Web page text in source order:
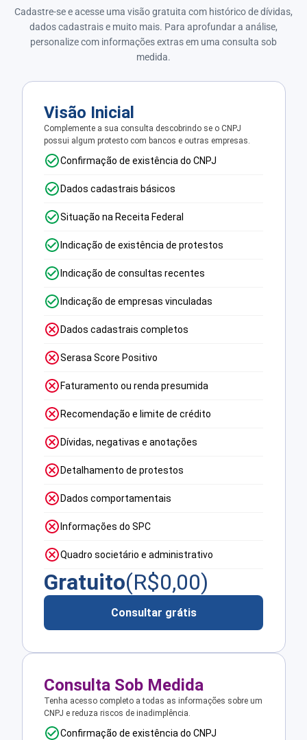
Cadastre-se e acesse uma visão gratuita com histórico de dívidas,
dados cadastrais e muito mais. Para aprofundar a análise,
personalize com informações extras em uma consulta sob
medida.
Visão Inicial
Complemente a sua consulta descobrindo se o CNPJ
possui algum protesto com bancos e outras empresas.
Confirmação de existência do CNPJ
Dados cadastrais básicos
Situação na Receita Federal
Indicação de existência de protestos
Indicação de consultas recentes
Indicação de empresas vinculadas
Dados cadastrais completos
Serasa Score Positivo
Faturamento ou renda presumida
Recomendação e limite de crédito
Dívidas, negativas e anotações
Detalhamento de protestos
Dados comportamentais
Informações do SPC
Quadro societário e administrativo
Gratuito(R$0,00)
Consultar grátis
Consulta Sob Medida
Tenha acesso completo a todas as informações sobre um
CNPJ e reduza riscos de inadimplência.
Confirmação de existência do CNPJ